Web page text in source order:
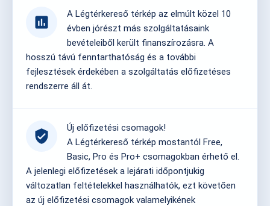
assessment
A Légtérkereső térkép az elmúlt közel 10
évben jórészt más szolgáltatásaink
bevételeiből került finanszírozásra. A
hosszú távú fenntarthatóság és a további
fejlesztések érdekében a szolgáltatás előfizetéses
rendszerre áll át.
verified_user
Új előfizetési csomagok!
A Légtérkereső térkép mostantól Free,
Basic, Pro és Pro+ csomagokban érhető el.
A jelenlegi előfizetések a lejárati időpontjukig
változatlan feltételekkel használhatók, ezt követően
az új előfizetési csomagok valamelyikének